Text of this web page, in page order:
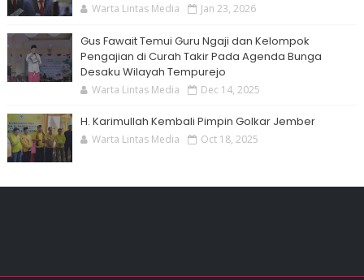
Warta Lintas Media Jan 23, 2026
Gus Fawait Temui Guru Ngaji dan Kelompok
Pengajian di Curah Takir Pada Agenda Bunga
Desaku Wilayah Tempurejo
Warta Lintas Media Dec 14, 2025
H. Karimullah Kembali Pimpin Golkar Jember
Warta Lintas Media Oct 18, 2025